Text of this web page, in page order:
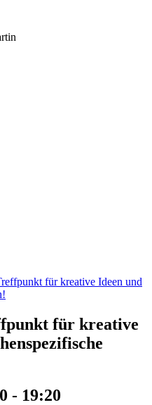
für kreative Ideen und
für kreative
- 19:20